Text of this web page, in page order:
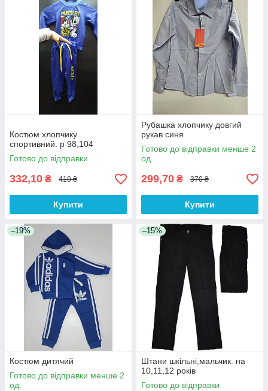
Костюм хлопчику
спортивний. р 98,104
Готово до відправки
332,10 ₴ 410 ₴
Купити
Рубашка хлопчику довгий
рукав синя
Готово до відправки менше 2
од.
299,70 ₴ 370 ₴
Купити
–19%
Костюм дитячий
Готово до відправки менше 2
од.
–15%
Штани шкільні,мальчик. на
10,11,12 років
Готово до відправки